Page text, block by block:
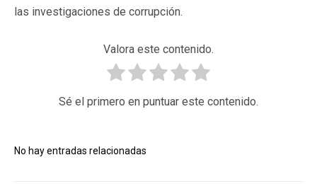
las investigaciones de corrupción.
Valora este contenido.
Sé el primero en puntuar este contenido.
No hay entradas relacionadas